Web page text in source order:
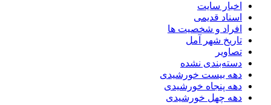
اخبار سایت
اسناد قدیمی
افراد و شخصیت ها
تاریخ شهر آمل
تصاویر
دسته‌بندی نشده
دهه بیست خورشیدی
دهه پنجاه خورشیدی
دهه چهل خورشیدی